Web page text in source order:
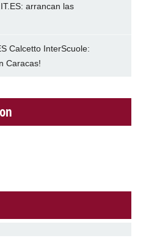
arrancan las
Calcetto InterScuole:
Caracas!